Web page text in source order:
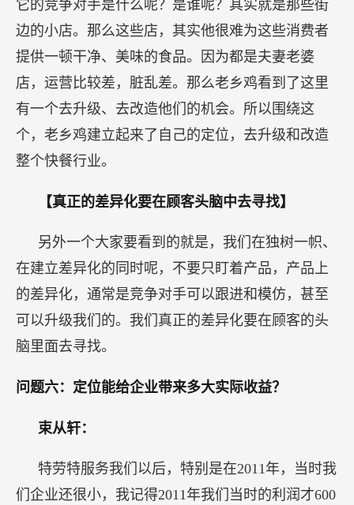
它的竞争对手是什么呢？是谁呢？其实就是那些街
边的小店。那么这些店，其实他很难为这些消费者
提供一顿干净、美味的食品。因为都是夫妻老婆
店，运营比较差，脏乱差。那么老乡鸡看到了这里
有一个去升级、去改造他们的机会。所以围绕这
个，老乡鸡建立起来了自己的定位，去升级和改造
整个快餐行业。
【真正的差异化要在顾客头脑中去寻找】
另外一个大家要看到的就是，我们在独树一帜、
在建立差异化的同时呢，不要只盯着产品，产品上
的差异化，通常是竞争对手可以跟进和模仿，甚至
可以升级我们的。我们真正的差异化要在顾客的头
脑里面去寻找。
问题六：定位能给企业带来多大实际收益？
束从轩：
特劳特服务我们以后，特别是在2011年，当时我
们企业还很小，我记得2011年我们当时的利润才600